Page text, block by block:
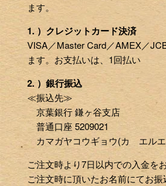
ます。
1. ）クレジットカード決済
VISA／Master Card／AMEX／
ます。お支払いは、1回払い
2. ）銀行振込
≪振込先≫
京葉銀行 鎌ヶ谷支店
普通口座 5209021
カマガヤコウギョウ(カ エルエ
ご注文時より7日以内での入金を
ご注文時に頂いたお名前にてお振